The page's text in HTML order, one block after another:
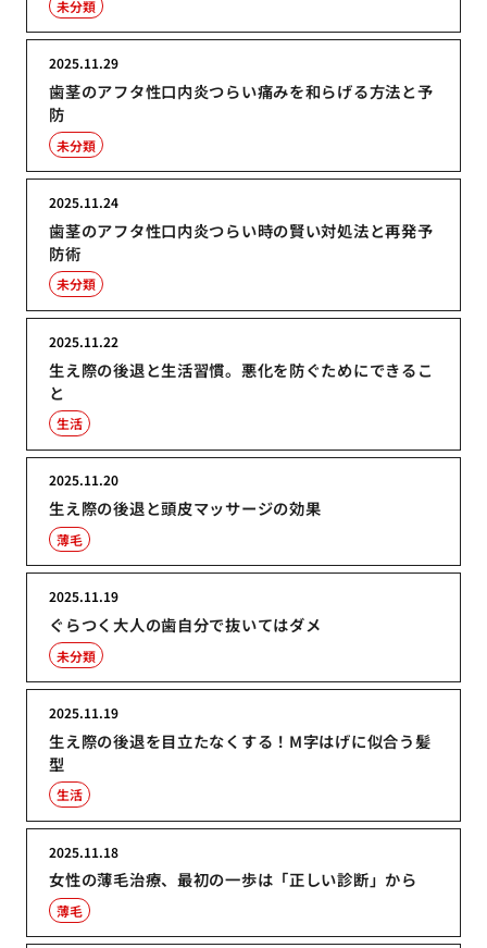
未分類
歯茎のアフタ性口内炎つらい痛みを和らげる方法と予
防
2025.11.29
未分類
歯茎のアフタ性口内炎つらい時の賢い対処法と再発予
防術
2025.11.24
未分類
生え際の後退と生活習慣。悪化を防ぐためにできるこ
と
2025.11.22
生活
生え際の後退と頭皮マッサージの効果
2025.11.20
薄毛
ぐらつく大人の歯自分で抜いてはダメ
2025.11.19
未分類
生え際の後退を目立たなくする！M字はげに似合う髪
型
2025.11.19
生活
女性の薄毛治療、最初の一歩は「正しい診断」から
2025.11.18
薄毛